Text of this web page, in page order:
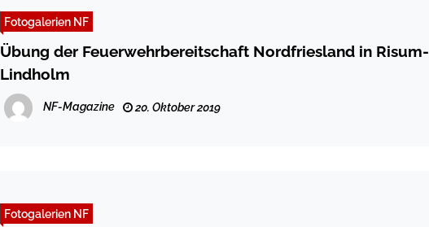
Fotogalerien NF
Übung der Feuerwehrbereitschaft Nordfriesland in Risum-
Lindholm
NF-Magazine 20. Oktober 2019
Fotogalerien NF